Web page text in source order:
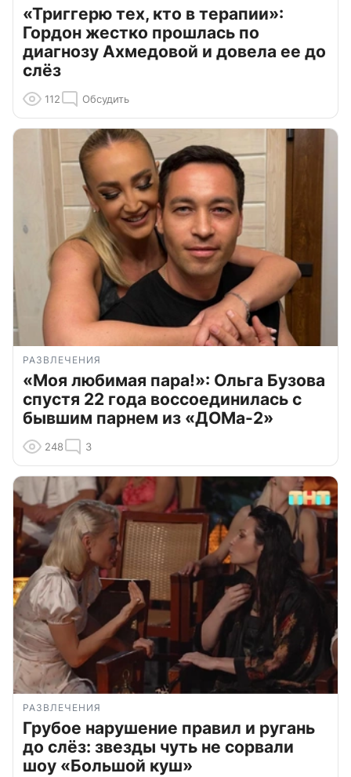
«Триггерю тех, кто в терапии»:
Гордон жестко прошлась по
диагнозу Ахмедовой и довела ее до
слёз
112 Обсудить
РАЗВЛЕЧЕНИЯ
«Моя любимая пара!»: Ольга Бузова
спустя 22 года воссоединилась с
бывшим парнем из «ДОМа-2»
248 3
РАЗВЛЕЧЕНИЯ
Грубое нарушение правил и ругань
до слёз: звезды чуть не сорвали
шоу «Большой куш»